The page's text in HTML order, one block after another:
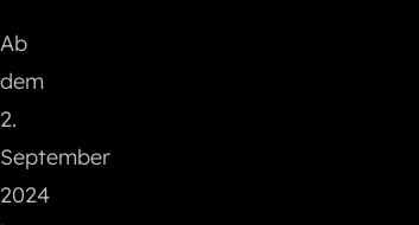
Ab
dem
2.
September
2024